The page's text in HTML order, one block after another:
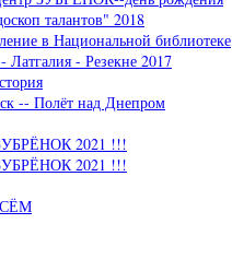
талантов" 2018
в Национальной библиотеке
Латгалия - Резекне 2017
-- Полёт над Днепром
2021 !!!
2021 !!!